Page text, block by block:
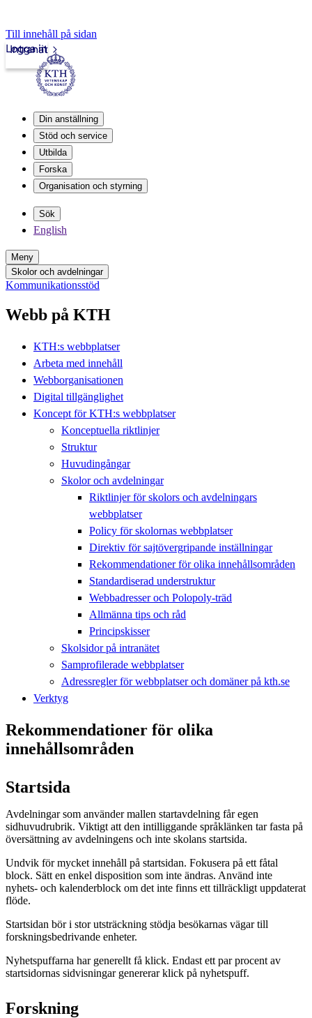
Till innehåll på sidan
Intranät
Logga in
Din anställning
Stöd och service
Utbilda
Forska
Organisation och styrning
Sök
English
Meny
Skolor och avdelningar
Kommunikationsstöd
Webb på KTH
KTH:s webbplatser
Arbeta med innehåll
Webborganisationen
Digital tillgänglighet
Koncept för KTH:s webbplatser
Konceptuella riktlinjer
Struktur
Huvudingångar
Skolor och avdelningar
Riktlinjer för skolors och avdelningars
webbplatser
Policy för skolornas webbplatser
Direktiv för sajtövergripande inställningar
Rekommendationer för olika innehållsområden
Standardiserad understruktur
Webbadresser och Polopoly-träd
Allmänna tips och råd
Principskisser
Skolsidor på intranätet
Samprofilerade webbplatser
Adressregler för webbplatser och domäner på kth.se
Verktyg
Rekommendationer för olika
innehållsområden
Startsida
Avdelningar som använder mallen startavdelning får egen
sidhuvudrubrik. Viktigt att den intilliggande språklänken tar fasta på
översättning av avdelningens och inte skolans startsida.
Undvik för mycket innehåll på startsidan. Fokusera på ett fåtal
block. Sätt en enkel disposition som inte ändras. Använd inte
nyhets- och kalenderblock om det inte finns ett tillräckligt uppdaterat
flöde.
Startsidan bör i stor utsträckning stödja besökarnas vägar till
forskningsbedrivande enheter.
Nyhetspuffarna har generellt få klick. Endast ett par procent av
startsidornas sidvisningar genererar klick på nyhetspuff.
Forskning